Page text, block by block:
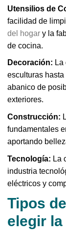
Utensilios de
facilidad de
del hogar y la
de cocina.
Decoración: La
esculturas
abanico de
exteriores.
Construcción:
fundamentales
aportando
Tecnología: La
industria
eléctricos y
Tipos
elegir